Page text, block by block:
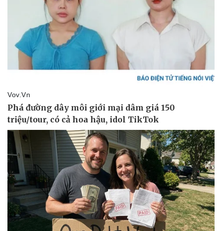
Doanh nghiệp
Thông tin doanh nghiệp
Doanh nghiệp 24h
Doanh nhân
Vì cộng đồng
Công nghệ
Sành điệu
Tin Công nghệ
Trải nghiệm
Chuyển đổi số